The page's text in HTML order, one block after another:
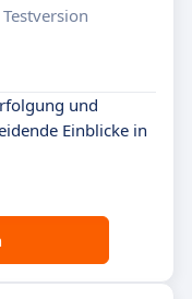
und
Einblicke in